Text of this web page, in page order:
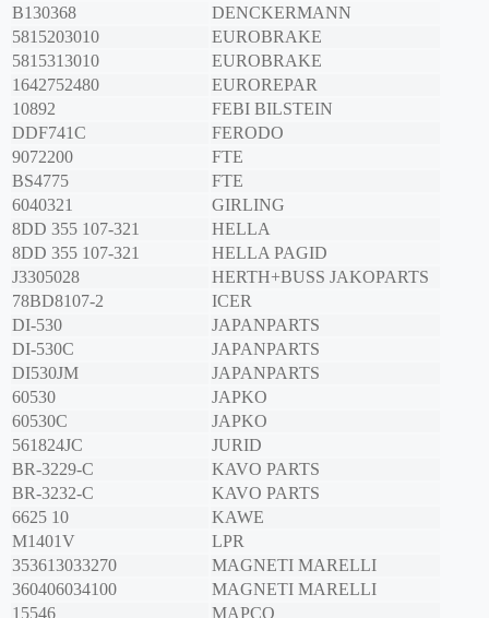
B130368
DENCKERMANN
5815203010
EUROBRAKE
5815313010
EUROBRAKE
1642752480
EUROREPAR
10892
FEBI BILSTEIN
DDF741C
FERODO
9072200
FTE
BS4775
FTE
6040321
GIRLING
8DD 355 107-321
HELLA
8DD 355 107-321
HELLA PAGID
J3305028
HERTH+BUSS JAKOPARTS
78BD8107-2
ICER
DI-530
JAPANPARTS
DI-530C
JAPANPARTS
DI530JM
JAPANPARTS
60530
JAPKO
60530C
JAPKO
561824JC
JURID
BR-3229-C
KAVO PARTS
BR-3232-C
KAVO PARTS
6625 10
KAWE
M1401V
LPR
353613033270
MAGNETI MARELLI
360406034100
MAGNETI MARELLI
15546
MAPCO